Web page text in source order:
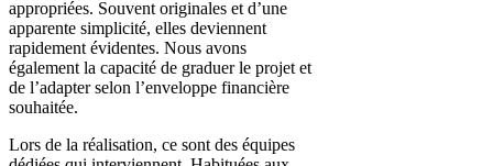
appropriées. Souvent originales et d’une
apparente simplicité, elles deviennent
rapidement évidentes. Nous avons
également la capacité de graduer le projet et
de l’adapter selon l’enveloppe financière
souhaitée.
Lors de la réalisation, ce sont des équipes